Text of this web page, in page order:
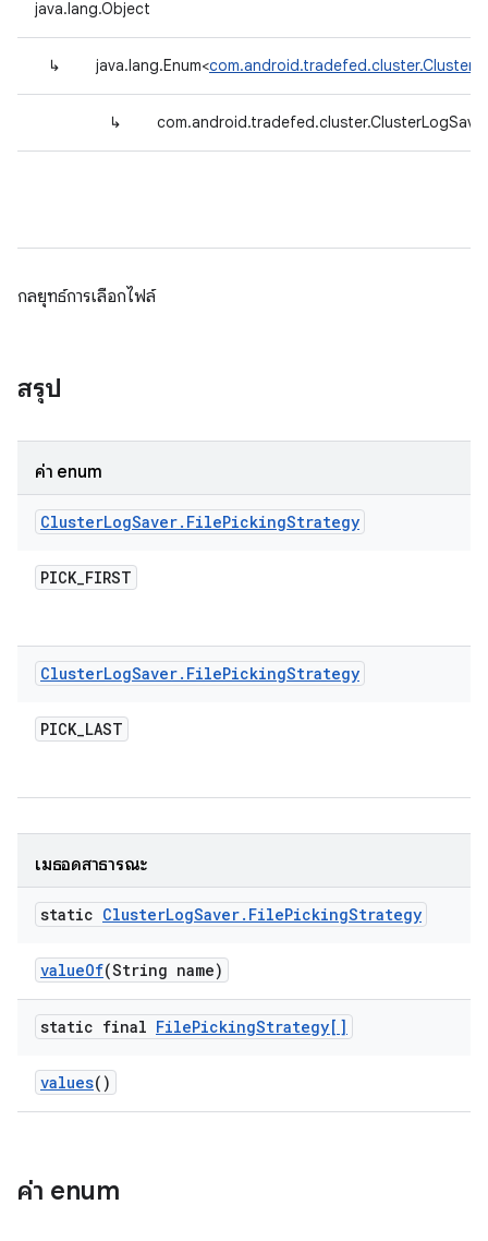
java.lang.Object
↳ java.lang.Enum<
↳
กลยุทธ์การเลือกไฟล์
สรุป
ค่า enum
ClusterLogSaver. FilePickingStrategy
PICK_FIRST
ClusterLogSaver. FilePickingStrategy
PICK_LAST
เมธอดสาธารณะ
static ClusterLogSaver. FilePickingStrategy
valueOf(String name)
static final FilePickingStrategy[]
values()
ค่า enum